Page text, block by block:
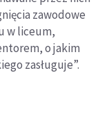
zawodowe
w liceum,
o jakim
zasługuje”.